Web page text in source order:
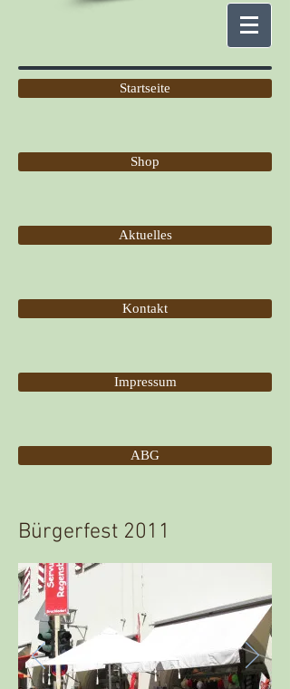
Bürgerfest 2011
Startseite
Shop
ABG
Impressum
Kontakt
Aktuelles